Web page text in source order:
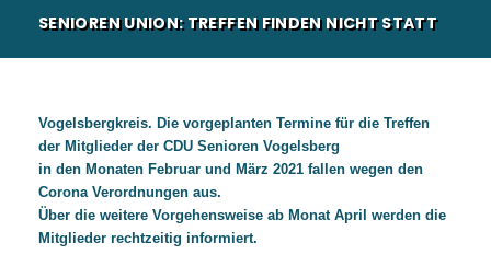
SENIOREN UNION: TREFFEN FINDEN NICHT STATT
Vogelsbergkreis. Die vorgeplanten Termine für die Treffen
der Mitglieder der CDU Senioren Vogelsberg
in den Monaten Februar und März 2021 fallen wegen den
Corona Verordnungen aus.
Über die weitere Vorgehensweise ab Monat April werden die
Mitglieder rechtzeitig informiert.